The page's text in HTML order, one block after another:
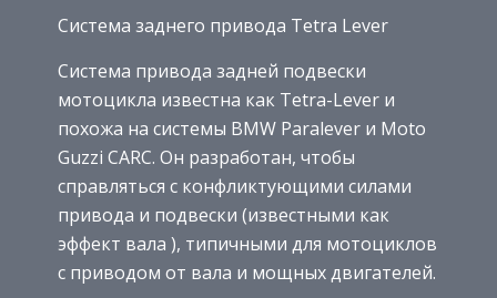
Система заднего привода Tetra Lever
Система привода задней подвески
мотоцикла известна как Tetra-Lever и
похожа на системы BMW Paralever и Moto
Guzzi CARC. Он разработан, чтобы
справляться с конфликтующими силами
привода и подвески (известными как
эффект вала ), типичными для мотоциклов
с приводом от вала и мощных двигателей.